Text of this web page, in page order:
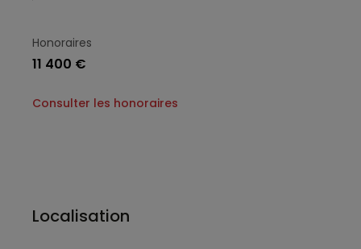
Honoraires
11 400 €
Consulter les honoraires
Localisation